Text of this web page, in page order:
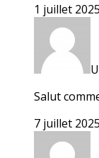
1 juillet
Salut
7 juillet